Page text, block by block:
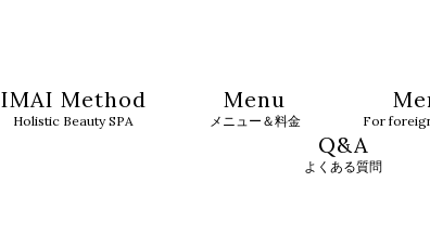
IMAI Method
Holistic Beauty SPA
Menu
メニュー＆料金 For
Q&A
よくある質問